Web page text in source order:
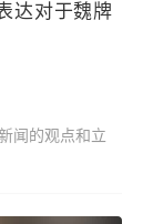
达对于魏牌
闻的观点和立